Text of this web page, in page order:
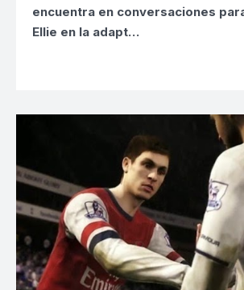
encuentra en conversaciones
Ellie en la adapt…